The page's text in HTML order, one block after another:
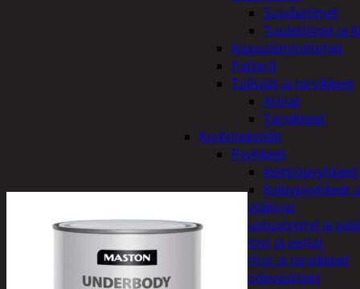
Suodattimet
Tuulettimet ja
Kaasulämmittimet
Patterit
Tulisijat ja tarvikkeet
Arinat
Tarvikkeet
Kodintekstiilit
Pyyhkeet
Keittiöpyyhkeet
Kylpypyyhkeet
Pöytäliinat
Sisustustyynyt ja
Tyynyt ja peitot
Verhot ja tarvikkeet
Vuodevaatteet